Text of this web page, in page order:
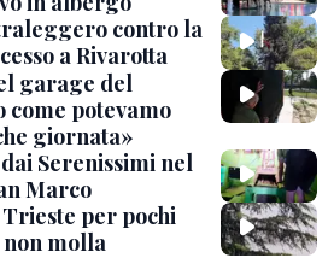
contro la
a Rivarotta
garage del
come potevamo
giornata»
Serenissimi nel
Marco
per pochi
molla